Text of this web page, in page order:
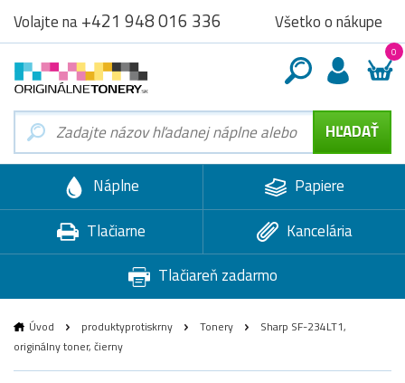
Volajte na+421 948 016 336 Všetko o nákupe
0
Náplne
Papiere
Tlačiarne
Kancelária
Tlačiareň zadarmo
Úvod produktyprotiskrny Tonery
Sharp SF-234LT1,
originálny toner, čierny